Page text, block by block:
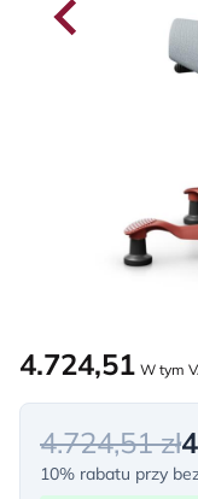
4.724,51 W tym
4.724,51 zł
10% rabatu przy